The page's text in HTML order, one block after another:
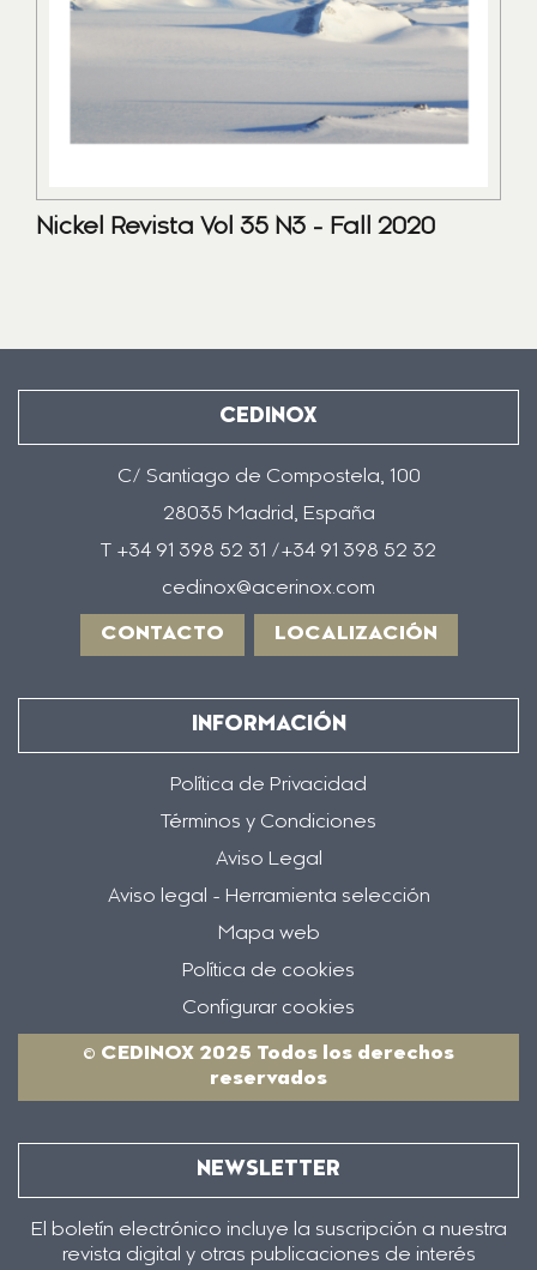
Nickel Revista Vol 35 N3 - Fall 2020
CEDINOX
C/ Santiago de Compostela, 100
28035 Madrid, España
T +34 91 398 52 31 /+34 91 398 52 32
cedinox@acerinox.com
CONTACTO LOCALIZACIÓN
INFORMACIÓN
Política de Privacidad
Términos y Condiciones
Aviso Legal
Aviso legal - Herramienta selección
Mapa web
Política de cookies
Configurar cookies
© CEDINOX 2025 Todos los derechos
reservados
NEWSLETTER
El boletín electrónico incluye la suscripción a nuestra
revista digital y otras publicaciones de interés